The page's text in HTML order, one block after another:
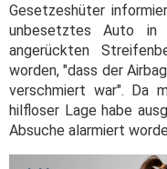
Gesetzeshüter
unbesetztes Auto in
angerückten
worden, "dass der
verschmiert war". Da
hilfloser Lage habe
Absuche alarmiert